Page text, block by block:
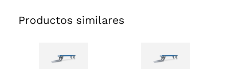
Productos similares